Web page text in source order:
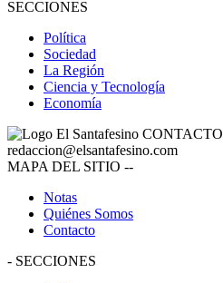
SECCIONES
Política
Sociedad
La Región
Ciencia y Tecnología
Economía
CONTACTO
redaccion@elsantafesino.com
MAPA DEL SITIO --
Notas
Quiénes Somos
Contacto
- SECCIONES